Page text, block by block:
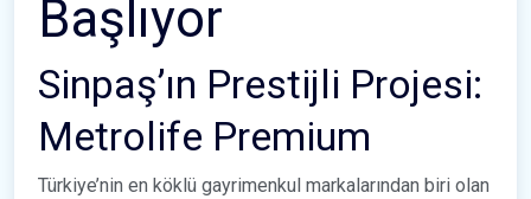
Başlıyor
Sinpaş’ın Prestijli Projesi:
Metrolife Premium
Türkiye’nin en köklü gayrimenkul markalarından biri olan